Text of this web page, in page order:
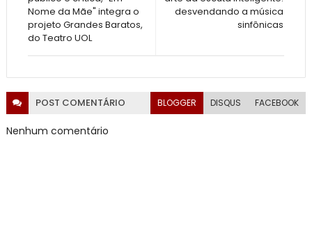
desvendando a música
sinfônicas
Nome da Mãe" integra o
projeto Grandes Baratos,
do Teatro UOL
POST COMENTÁRIO BLOGGER DISQUS FACEBOOK
Nenhum comentário